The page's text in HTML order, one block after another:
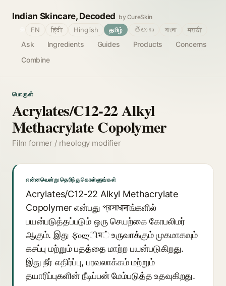
Indian Skincare, Decoded by CureSkin
Ask Ingredients Guides Products
Concerns
Combine
EN हिंदी Hinglish தமிழ் తెలుగు বাংলা मराठी
பொருள்
Acrylates/C12-22 Alkyl
Methacrylate Copolymer
Film former / rheology modifier
என்னவென்று தெரிந்துகொள்ளுங்கள்
Acrylates/C12-22 Alkyl Methacrylate
Copolymer என்பது প্রসাधनங்களில்
பயன்படுத்தப்படும் ஒரு செயற்கை கோபலிமர்
ஆகும். இது ફილிম் உருவாக்கும் முகமாகவும்
கசப்பு மற்றும் பதத்தை மாற்ற பயன்படுகிறது.
இது நீர் எதிர்ப்பு, பரவலாக்கம் மற்றும்
தயாரிப்புகளின் நீடிப்பன் மேம்படுத்த உதவுகிறது.